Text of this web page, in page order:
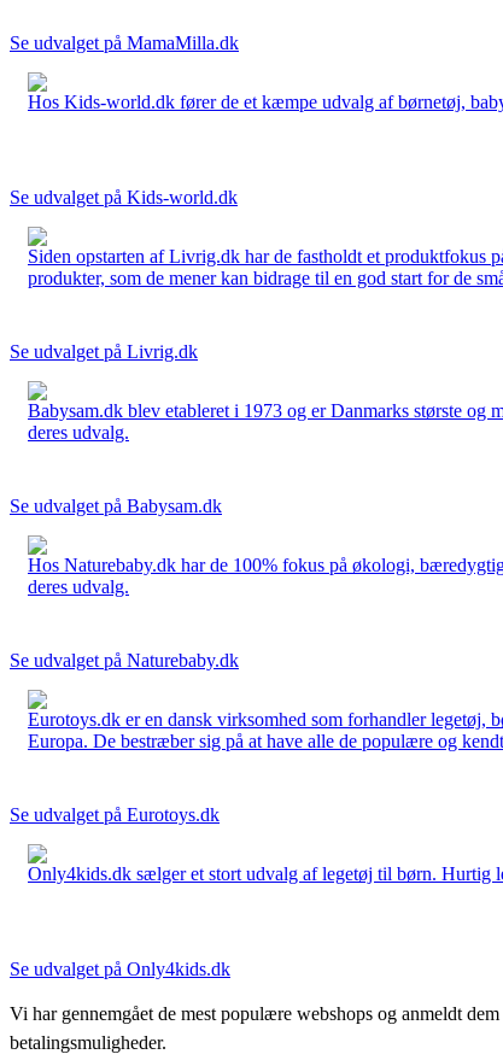
Se udvalget på MamaMilla.dk
Hos Kids-world.dk fører de et kæmpe udvalg af børnetøj,
Se udvalget på Kids-world.dk
Siden opstarten af Livrig.dk har de fastholdt et produktfokus
produkter, som de mener kan bidrage til en god start for de
Se udvalget på Livrig.dk
Babysam.dk blev etableret i 1973 og er Danmarks største
deres udvalg.
Se udvalget på Babysam.dk
Hos Naturebaby.dk har de 100% fokus på økologi,
deres udvalg.
Se udvalget på Naturebaby.dk
Eurotoys.dk er en dansk virksomhed som forhandler legetøj,
Europa. De bestræber sig på at have alle de populære og
Se udvalget på Eurotoys.dk
Only4kids.dk sælger et stort udvalg af legetøj til børn. Hurtig
Se udvalget på Only4kids.dk
Vi har gennemgået de mest populære webshops og anmeldt
betalingsmuligheder.